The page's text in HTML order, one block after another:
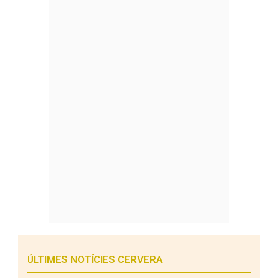
ÚLTIMES NOTÍCIES CERVERA